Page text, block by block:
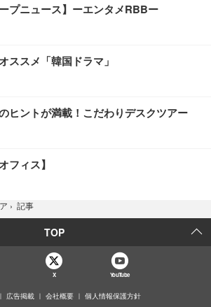
ープニュース】ーエンタメRBBー
ススメ「韓国ドラマ」
ヒントが満載！こだわりデスクツアー
フィス】
› 記事
TOP
X YouTube
広告掲載 会社概要 個人情報保護方針